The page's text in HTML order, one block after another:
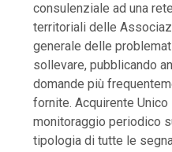
consulenziale ad una
territoriali delle
generale delle
sollevare, pubblicando
domande più
fornite. Acquirente
monitoraggio periodico
tipologia di tutte le